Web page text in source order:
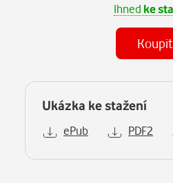
Ihned ke
Koupit
Ukázka ke stažení
ePub PDF2